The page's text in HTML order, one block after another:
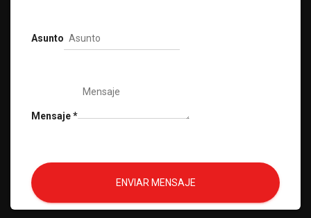
Asunto
Mensaje*
ENVIAR MENSAJE